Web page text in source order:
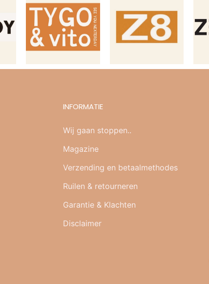
INFORMATIE
Wij gaan stoppen..
Magazine
Verzending en betaalmethodes
Ruilen & retourneren
Garantie & Klachten
Disclaimer